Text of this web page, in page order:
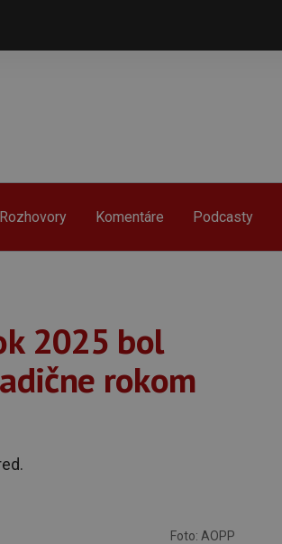
Rozhovory Komentáre Podcasty
2025 bol
rokom
Foto: AOPP